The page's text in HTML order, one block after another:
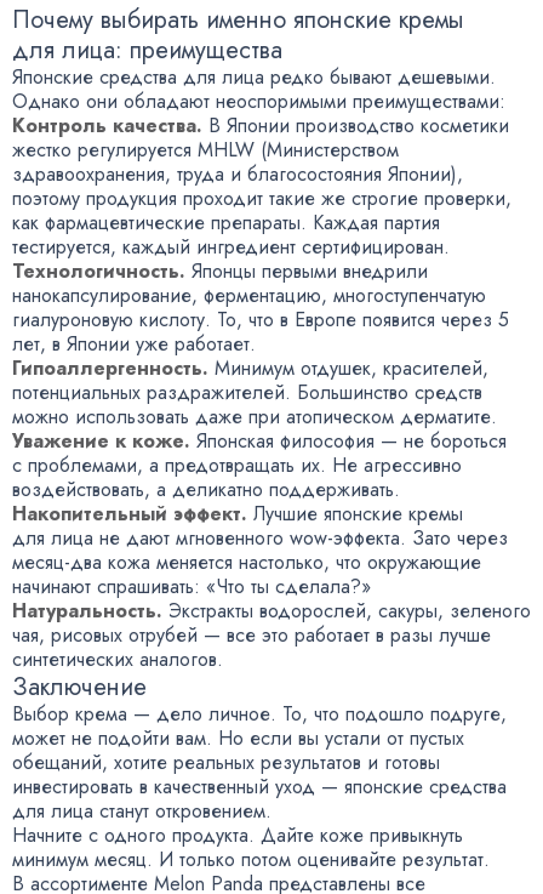
Почему выбирать именно японские кремы
для лица: преимущества
Японские средства для лица редко бывают дешевыми.
Однако они обладают неоспоримыми преимуществами:
Контроль качества. В Японии производство косметики
жестко регулируется MHLW (Министерством
здравоохранения, труда и благосостояния Японии),
поэтому продукция проходит такие же строгие проверки,
как фармацевтические препараты. Каждая партия
тестируется, каждый ингредиент сертифицирован.
Технологичность. Японцы первыми внедрили
нанокапсулирование, ферментацию, многоступенчатую
гиалуроновую кислоту. То, что в Европе появится через 5
лет, в Японии уже работает.
Гипоаллергенность. Минимум отдушек, красителей,
потенциальных раздражителей. Большинство средств
можно использовать даже при атопическом дерматите.
Уважение к коже. Японская философия — не бороться
с проблемами, а предотвращать их. Не агрессивно
воздействовать, а деликатно поддерживать.
Накопительный эффект. Лучшие японские кремы
для лица не дают мгновенного wow-эффекта. Зато через
месяц-два кожа меняется настолько, что окружающие
начинают спрашивать: «Что ты сделала?»
Натуральность. Экстракты водорослей, сакуры, зеленого
чая, рисовых отрубей — все это работает в разы лучше
синтетических аналогов.
Заключение
Выбор крема — дело личное. То, что подошло подруге,
может не подойти вам. Но если вы устали от пустых
обещаний, хотите реальных результатов и готовы
инвестировать в качественный уход — японские средства
для лица станут откровением.
Начните с одного продукта. Дайте коже привыкнуть
минимум месяц. И только потом оценивайте результат.
В ассортименте Melon Panda представлены все